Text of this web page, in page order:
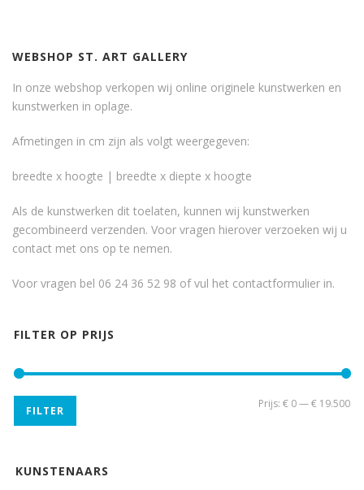
WEBSHOP ST. ART GALLERY
In onze webshop verkopen wij online originele kunstwerken en
kunstwerken in oplage.
Afmetingen in cm zijn als volgt weergegeven:
breedte x hoogte | breedte x diepte x hoogte
Als de kunstwerken dit toelaten, kunnen wij kunstwerken
gecombineerd verzenden. Voor vragen hierover verzoeken wij u
contact met ons op te nemen.
Voor vragen bel 06 24 36 52 98 of vul het contactformulier in.
FILTER OP PRIJS
FILTER
Prijs: € 0—€ 19.500
KUNSTENAARS